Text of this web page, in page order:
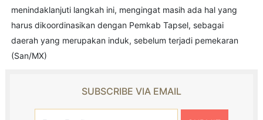
menindaklanjuti langkah ini, mengingat masih ada hal yang
harus dikoordinasikan dengan Pemkab Tapsel, sebagai
daerah yang merupakan induk, sebelum terjadi pemekaran
(San/MX)
SUBSCRIBE VIA EMAIL